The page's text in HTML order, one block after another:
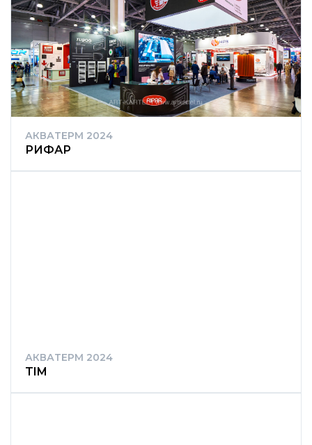
АКВАТЕРМ 2024
РИФАР
АКВАТЕРМ 2024
TIM